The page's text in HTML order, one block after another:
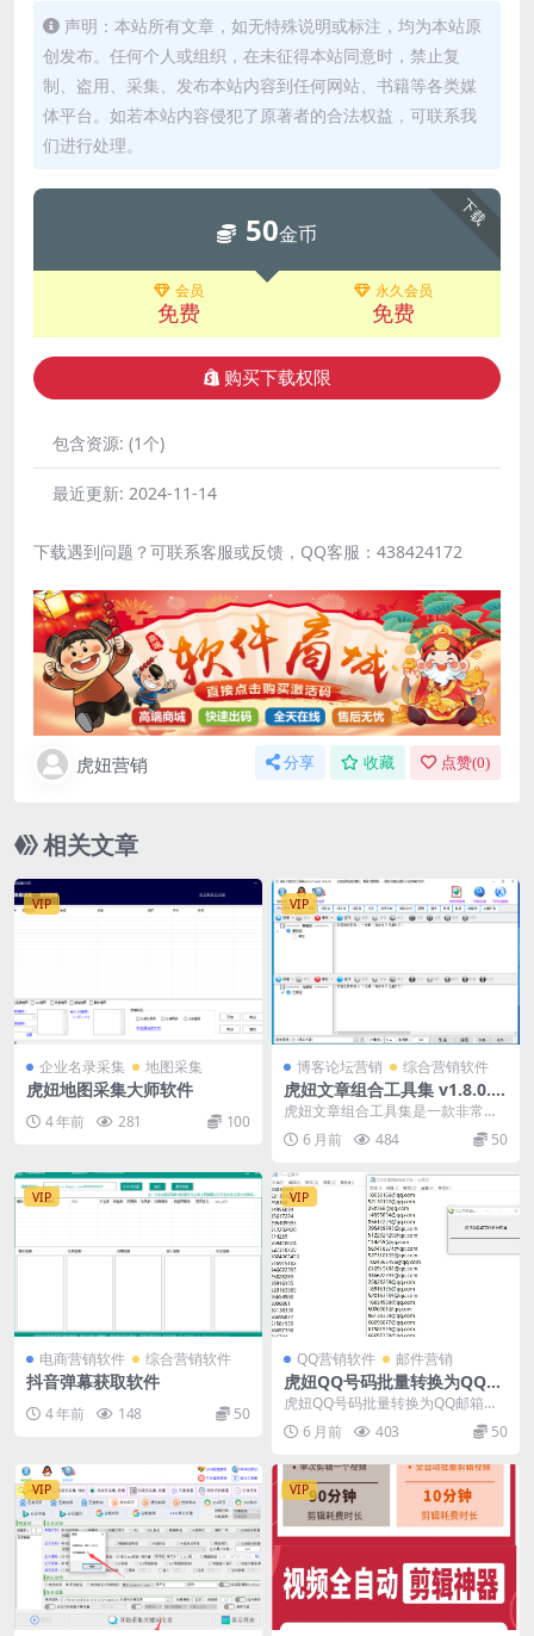
声明：本站所有文章，如无特殊说明或标注，均为本站原
创发布。任何个人或组织，在未征得本站同意时，禁止复
制、盗用、采集、发布本站内容到任何网站、书籍等各类媒
体平台。如若本站内容侵犯了原著者的合法权益，可联系我
们进行处理。
下载
50金币
会员
免费
永久会员
免费
购买下载权限
包含资源: (1个)
最近更新: 2024-11-14
下载遇到问题？可联系客服或反馈，QQ客服：438424172
虎妞营销 分享 收藏 点赞(0)
相关文章
VIP
企业名录采集 地图采集
虎妞地图采集大师软件
4 年前 281 100
VIP
博客论坛营销 综合营销软件
虎妞文章组合工具集 v1.8.0.0
SEO伪原创文章专用软件
虎妞文章组合工具集是一款非常好
用的集合多个功能于一身的原创文
章生成软件，通过虎妞...
6 月前 484 50
VIP
电商营销软件 综合营销软件
抖音弹幕获取软件
4 年前 148 50
VIP
QQ营销软件 邮件营销
虎妞QQ号码批量转换为QQ邮
箱格式软件
虎妞QQ号码批量转换为QQ邮箱格
式软件
6 月前 403 50
VIP VIP